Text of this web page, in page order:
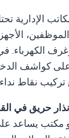
الإدارية
الكهرباء.
على كواشف
نقاط
حريق في
مكتب يساعد